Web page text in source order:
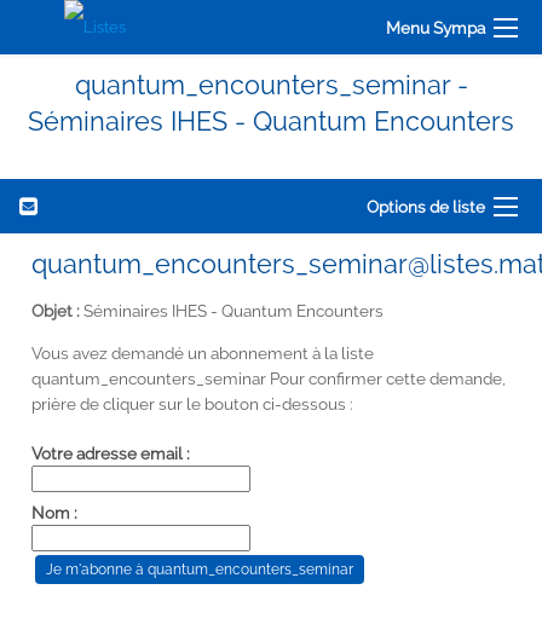
Menu Sympa
quantum_encounters_seminar -
Séminaires IHES - Quantum Encounters
Options de liste
Objet :Séminaires IHES - Quantum Encounters
Vous avez demandé un abonnement à la liste
quantum_encounters_seminar Pour confirmer cette demande,
prière de cliquer sur le bouton ci-dessous :
Votre adresse email :
Nom :